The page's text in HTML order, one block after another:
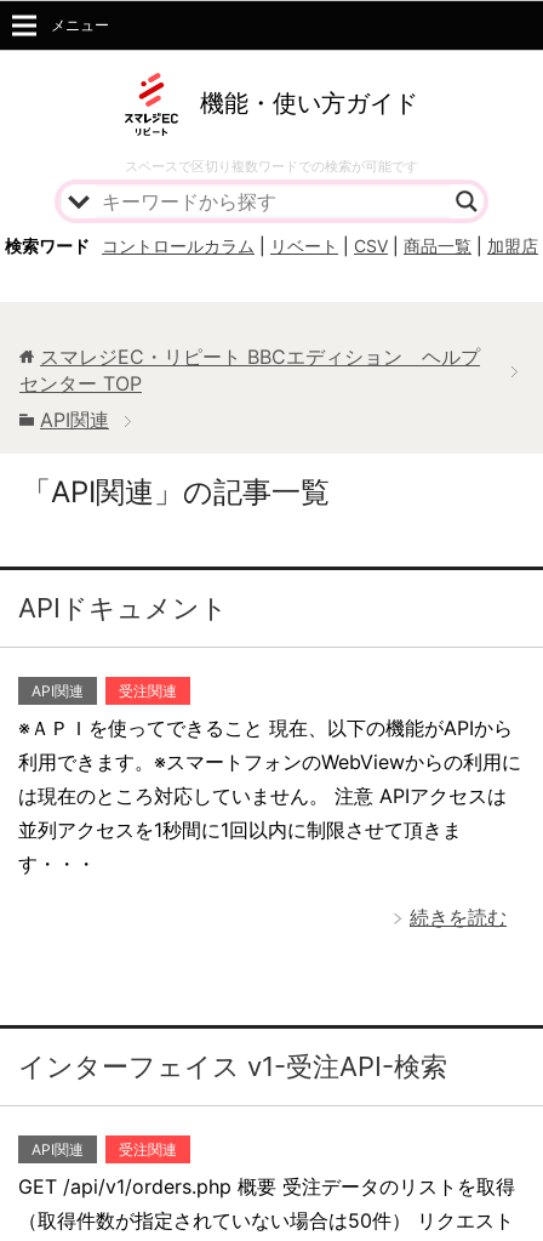
機能・使い方ガイド
スペースで区切り複数ワードでの検索が可能です
検索ワード コントロールカラム リベート CSV 商品一覧 加盟店
メニュー
スマレジEC・リピート BBCエディション ヘルプ
センター TOP
API関連
「API関連」の記事一覧
APIドキュメント
API関連 受注関連
※ＡＰＩを使ってできること 現在、以下の機能がAPIから
利用できます。※スマートフォンのWebViewからの利用に
は現在のところ対応していません。 注意 APIアクセスは
並列アクセスを1秒間に1回以内に制限させて頂きま
す・・・
続きを読む
インターフェイス v1-受注API-検索
API関連 受注関連
GET /api/v1/orders.php 概要 受注データのリストを取得
（取得件数が指定されていない場合は50件） リクエスト